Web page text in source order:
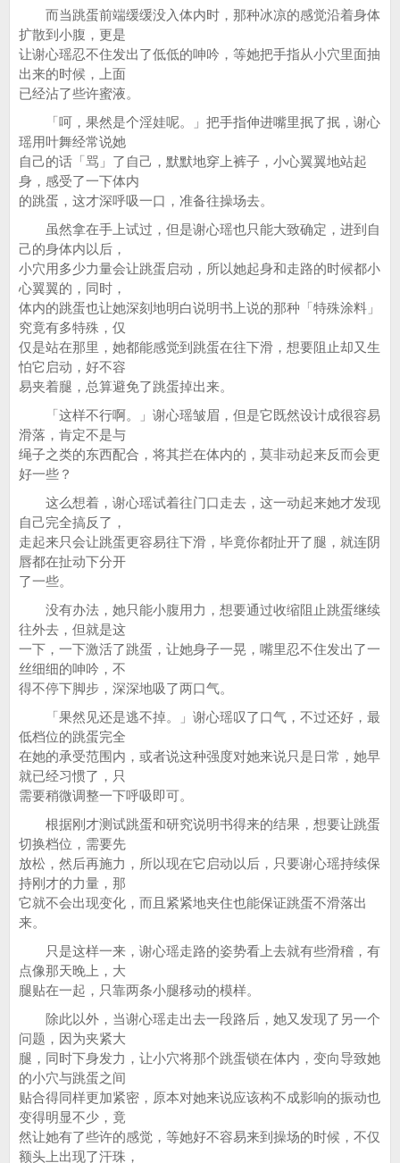
而当跳蛋前端缓缓没入体内时，那种冰凉的感觉沿着身体
扩散到小腹，更是
让谢心瑶忍不住发出了低低的呻吟，等她把手指从小穴里面抽
出来的时候，上面
已经沾了些许蜜液。
「呵，果然是个淫娃呢。」把手指伸进嘴里抿了抿，谢心
瑶用叶舞经常说她
自己的话「骂」了自己，默默地穿上裤子，小心翼翼地站起
身，感受了一下体内
的跳蛋，这才深呼吸一口，准备往操场去。
虽然拿在手上试过，但是谢心瑶也只能大致确定，进到自
己的身体内以后，
小穴用多少力量会让跳蛋启动，所以她起身和走路的时候都小
心翼翼的，同时，
体内的跳蛋也让她深刻地明白说明书上说的那种「特殊涂料」
究竟有多特殊，仅
仅是站在那里，她都能感觉到跳蛋在往下滑，想要阻止却又生
怕它启动，好不容
易夹着腿，总算避免了跳蛋掉出来。
「这样不行啊。」谢心瑶皱眉，但是它既然设计成很容易
滑落，肯定不是与
绳子之类的东西配合，将其拦在体内的，莫非动起来反而会更
好一些？
这么想着，谢心瑶试着往门口走去，这一动起来她才发现
自己完全搞反了，
走起来只会让跳蛋更容易往下滑，毕竟你都扯开了腿，就连阴
唇都在扯动下分开
了一些。
没有办法，她只能小腹用力，想要通过收缩阻止跳蛋继续
往外去，但就是这
一下，一下激活了跳蛋，让她身子一晃，嘴里忍不住发出了一
丝细细的呻吟，不
得不停下脚步，深深地吸了两口气。
「果然见还是逃不掉。」谢心瑶叹了口气，不过还好，最
低档位的跳蛋完全
在她的承受范围内，或者说这种强度对她来说只是日常，她早
就已经习惯了，只
需要稍微调整一下呼吸即可。
根据刚才测试跳蛋和研究说明书得来的结果，想要让跳蛋
切换档位，需要先
放松，然后再施力，所以现在它启动以后，只要谢心瑶持续保
持刚才的力量，那
它就不会出现变化，而且紧紧地夹住也能保证跳蛋不滑落出
来。
只是这样一来，谢心瑶走路的姿势看上去就有些滑稽，有
点像那天晚上，大
腿贴在一起，只靠两条小腿移动的模样。
除此以外，当谢心瑶走出去一段路后，她又发现了另一个
问题，因为夹紧大
腿，同时下身发力，让小穴将那个跳蛋锁在体内，变向导致她
的小穴与跳蛋之间
贴合得同样更加紧密，原本对她来说应该构不成影响的振动也
变得明显不少，竟
然让她有了些许的感觉，等她好不容易来到操场的时候，不仅
额头上出现了汗珠，